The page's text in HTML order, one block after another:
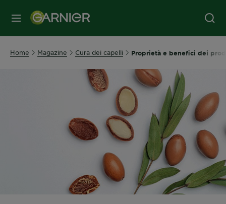
MENU
Home Magazine Cura dei capelli Proprietà e benefici dei